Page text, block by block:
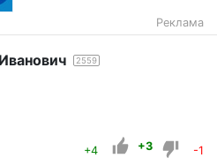
Реклама
2559
+4 +3 -1